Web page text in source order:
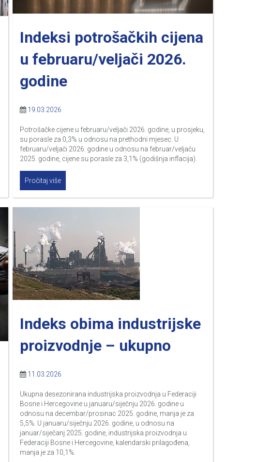
Indeksi potrošačkih cijena
u februaru/veljači 2026.
godine
19.03.2026
Potrošačke cijene u februaru/veljači 2026. godine, u prosjeku,
su porasle za 0,3% u odnosu na prethodni mjesec. U
februaru/veljači 2026. godine u odnosu na februar/veljaču
2025. godine, cijene su porasle za 3,1% (godišnja inflacija).
Pročitaj više
Indeks obima industrijske
proizvodnje – ukupno
11.03.2026
Ukupna desezonirana industrijska proizvodnja u Federaciji
Bosne i Hercegovine u januaru/siječnju 2026. godine u
odnosu na decembar/prosinac 2025. godine, manja je za
5,5%. U januaru/siječnju 2026. godine, u odnosu na
januar/siječanj 2025. godine, industrijska proizvodnja u
Federaciji Bosne i Hercegovine, kalendarski prilagođena,
manja je za 10,1%.